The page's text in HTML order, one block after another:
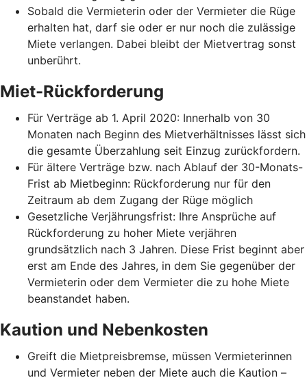
Sobald die Vermieterin oder der Vermieter die Rüge
erhalten hat, darf sie oder er nur noch die zulässige
Miete verlangen. Dabei bleibt der Mietvertrag sonst
unberührt.
Miet-Rückforderung
Für Verträge ab 1. April 2020: Innerhalb von 30
Monaten nach Beginn des Mietverhältnisses lässt sich
die gesamte Überzahlung seit Einzug zurückfordern.
Für ältere Verträge bzw. nach Ablauf der 30-Monats-
Frist ab Mietbeginn: Rückforderung nur für den
Zeitraum ab dem Zugang der Rüge möglich
Gesetzliche Verjährungsfrist: Ihre Ansprüche auf
Rückforderung zu hoher Miete verjähren
grundsätzlich nach 3 Jahren. Diese Frist beginnt aber
erst am Ende des Jahres, in dem Sie gegenüber der
Vermieterin oder dem Vermieter die zu hohe Miete
beanstandet haben.
Kaution und Nebenkosten
Greift die Mietpreisbremse, müssen Vermieterinnen
und Vermieter neben der Miete auch die Kaution –